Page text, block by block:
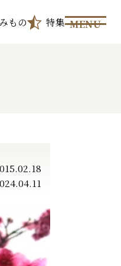
もの 特集 MENU